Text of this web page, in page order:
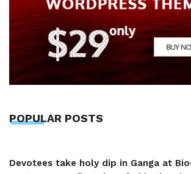
POPULAR POSTS
Devotees take holy dip in Ganga at